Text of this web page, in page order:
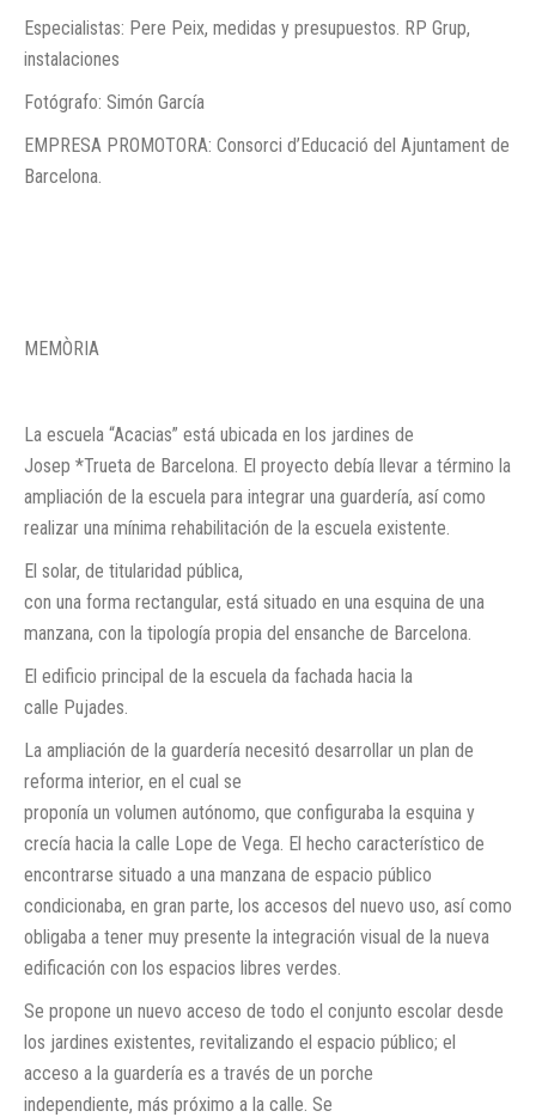
Especialistas: Pere Peix, medidas y presupuestos. RP Grup,
instalaciones
Fotógrafo: Simón García
EMPRESA PROMOTORA: Consorci d’Educació del Ajuntament de
Barcelona.
MEMÒRIA
La escuela “Acacias” está ubicada en los jardines de
Josep *Trueta de Barcelona. El proyecto debía llevar a término la
ampliación de la escuela para integrar una guardería, así como
realizar una mínima rehabilitación de la escuela existente.
El solar, de titularidad pública,
con una forma rectangular, está situado en una esquina de una
manzana, con la tipología propia del ensanche de Barcelona.
El edificio principal de la escuela da fachada hacia la
calle Pujades.
La ampliación de la guardería necesitó desarrollar un plan de
reforma interior, en el cual se
proponía un volumen autónomo, que configuraba la esquina y
crecía hacia la calle Lope de Vega. El hecho característico de
encontrarse situado a una manzana de espacio público
condicionaba, en gran parte, los accesos del nuevo uso, así como
obligaba a tener muy presente la integración visual de la nueva
edificación con los espacios libres verdes.
Se propone un nuevo acceso de todo el conjunto escolar desde
los jardines existentes, revitalizando el espacio público; el
acceso a la guardería es a través de un porche
independiente, más próximo a la calle. Se